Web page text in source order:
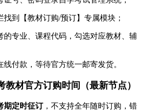
到【教材订购/预订】专属模块；
的专业、课程代码，勾选对应教材、辅
付款，等待官方统一邮寄发货。
教材官方订购时间（最新节点）
期定时征订，不支持全年随时订购，错